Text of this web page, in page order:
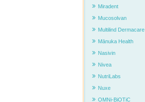
Miradent
Mucosolvan
Multilind Dermacare
Mānuka Health
Nasivin
Nivea
NutriLabs
Nuxe
OMNi-BiOTiC